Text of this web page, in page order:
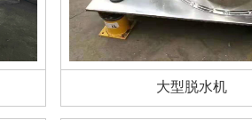
大型脱水机